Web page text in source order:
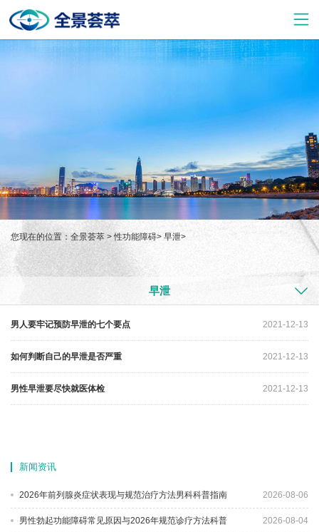
您现在的位置： 全景荟萃 > 性功能障碍> 早泄>
早泄
男人要牢记预防早泄的七个要点 2021-12-13
如何判断自己的早泄是否严重 2021-12-13
男性早泄要尽快就医体检 2021-12-13
新闻资讯
2026年前列腺炎症状表现与规范治疗方法男科科普指南 2026-08-06
男性勃起功能障碍常见原因与2026年规范诊疗方法科普 2026-08-04